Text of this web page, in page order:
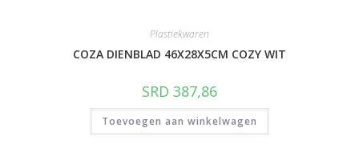
Plastiekwaren
COZA DIENBLAD 46X28X5CM COZY WIT
SRD 387,86
Toevoegen aan winkelwagen